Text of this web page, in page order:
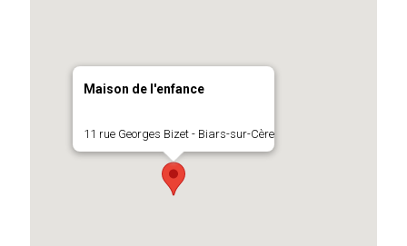
Maison de l'enfance
11 rue Georges Bizet - Biars-sur-Cère